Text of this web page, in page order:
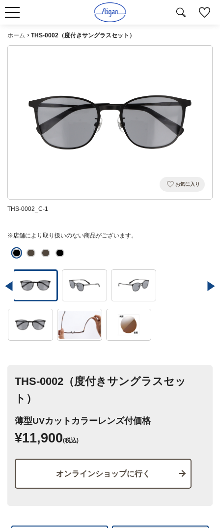
ホーム THS-0002（度付きサングラスセット）
お気に入り
THS-0002_C-1
※店舗により取り扱いのない商品がございます。
THS-0002（度付きサングラスセッ
ト）
薄型UVカットカラーレンズ付価格
¥11,900(税込)
オンラインショップに行く